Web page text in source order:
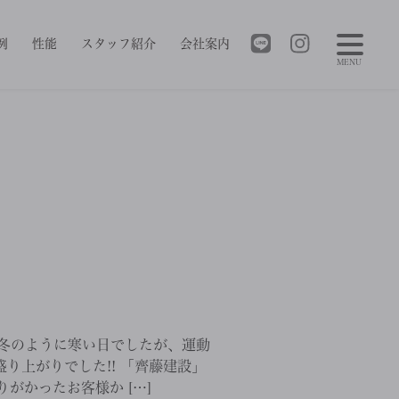
性能 スタッフ紹介 会社案内
のように寒い日でしたが、運動
上がりでした!! 「齊藤建設」
がかったお客様か […]
MENU